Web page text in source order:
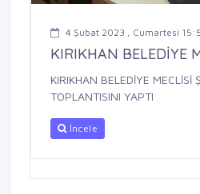
4 Şubat 2023 , Cumartesi
KIRIKHAN BELEDİYE
KIRIKHAN BELEDİYE MECLİSİ
TOPLANTISINI YAPTI
İncele